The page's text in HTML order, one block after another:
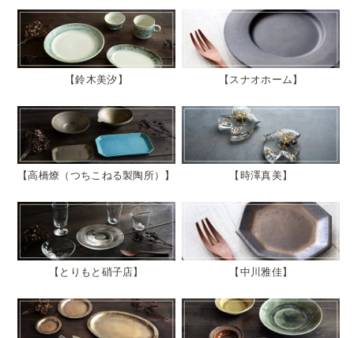
鈴木美汐 スナオホーム
高橋燎（つちこねる製陶所） 時澤真美
とりもと硝子店 中川雅佳